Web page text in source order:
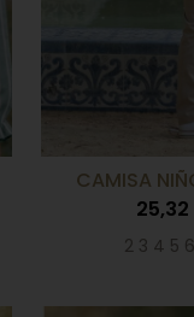
CAMISA
2 3 4 5